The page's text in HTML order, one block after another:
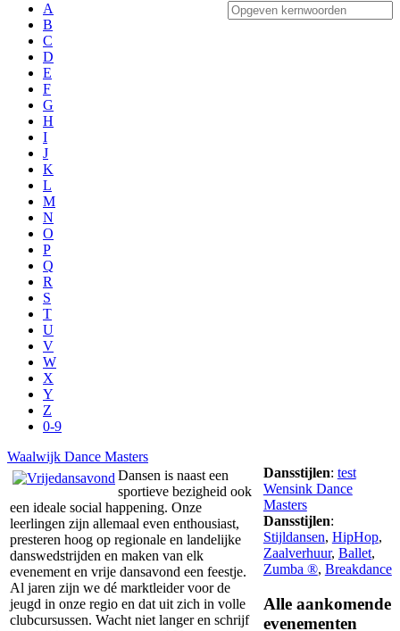
A
B
C
D
E
F
G
H
I
J
K
L
M
N
O
P
Q
R
S
T
U
V
W
X
Y
Z
0-9
Waalwijk Dance Masters
Dansen is naast een
sportieve bezigheid ook
een ideale social happening. Onze
leerlingen zijn allemaal even enthousiast,
presteren hoog op regionale en landelijke
danswedstrijden en maken van elk
evenement en vrije dansavond een feestje.
Al jaren zijn we dé marktleider voor de
jeugd in onze regio en dat uit zich in volle
clubcursussen. Wacht niet langer en schrijf
Dansstijlen: test
Wensink Dance
Masters
Dansstijlen:
Stijldansen, HipHop,
Zaalverhuur, Ballet,
Zumba ®, Breakdance
Alle aankomende
evenementen